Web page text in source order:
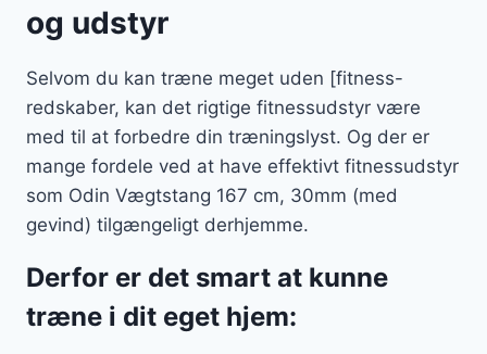
og udstyr
Selvom du kan træne meget uden [fitness-
redskaber, kan det rigtige fitnessudstyr være
med til at forbedre din træningslyst. Og der er
mange fordele ved at have effektivt fitnessudstyr
som Odin Vægtstang 167 cm, 30mm (med
gevind) tilgængeligt derhjemme.
Derfor er det smart at kunne
træne i dit eget hjem: